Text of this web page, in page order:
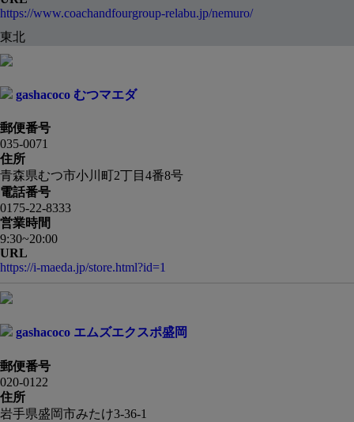
https://www.coachandfourgroup-relabu.jp/nemuro/
東北
gashacoco むつマエダ
郵便番号
035-0071
住所
青森県むつ市小川町2丁目4番8号
電話番号
0175-22-8333
営業時間
9:30~20:00
URL
https://i-maeda.jp/store.html?id=1
gashacoco エムズエクスポ盛岡
郵便番号
020-0122
住所
岩手県盛岡市みたけ3-36-1